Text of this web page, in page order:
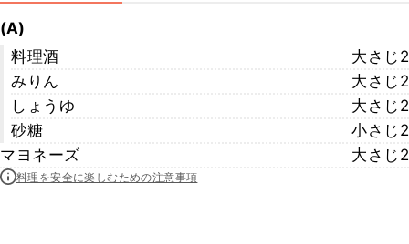
(A)
料理酒
大さじ2
みりん
大さじ2
しょうゆ
大さじ2
砂糖
小さじ2
マヨネーズ
大さじ2
料理を安全に楽しむための注意事項